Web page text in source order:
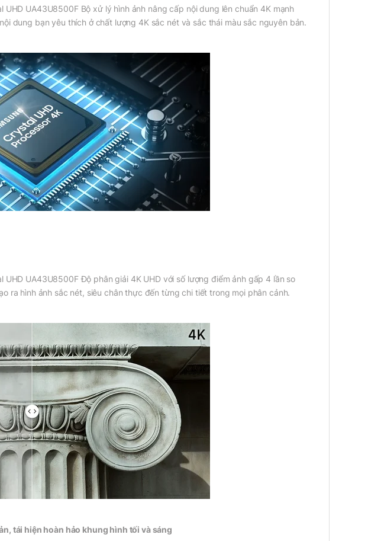
UHD UA43U8500F Bộ xử lý hình ảnh nâng cấp nội dung lên chuẩn 4K mạnh
dung bạn yêu thích ở chất lượng 4K sắc nét và sắc thái màu sắc nguyên bản.
UHD UA43U8500F Độ phân giải 4K UHD với số lượng điểm ảnh gấp 4 lần so
ra hình ảnh sắc nét, siêu chân thực đến từng chi tiết trong mọi phân cảnh.
tái hiện hoàn hảo khung hình tối và sáng